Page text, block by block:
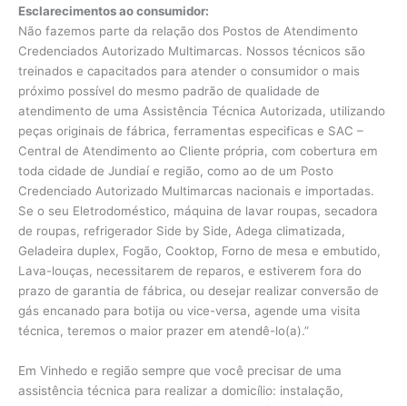
Esclarecimentos ao consumidor:
Não fazemos parte da relação dos Postos de Atendimento
Credenciados Autorizado Multimarcas. Nossos técnicos são
treinados e capacitados para atender o consumidor o mais
próximo possível do mesmo padrão de qualidade de
atendimento de uma Assistência Técnica Autorizada, utilizando
peças originais de fábrica, ferramentas especificas e SAC –
Central de Atendimento ao Cliente própria, com cobertura em
toda cidade de Jundiaí e região, como ao de um Posto
Credenciado Autorizado Multimarcas nacionais e importadas.
Se o seu Eletrodoméstico, máquina de lavar roupas, secadora
de roupas, refrigerador Side by Side, Adega climatizada,
Geladeira duplex, Fogão, Cooktop, Forno de mesa e embutido,
Lava-louças, necessitarem de reparos, e estiverem fora do
prazo de garantia de fábrica, ou desejar realizar conversão de
gás encanado para botija ou vice-versa, agende uma visita
técnica, teremos o maior prazer em atendê-lo(a).”
Em Vinhedo e região sempre que você precisar de uma
assistência técnica para realizar a domicílio: instalação,